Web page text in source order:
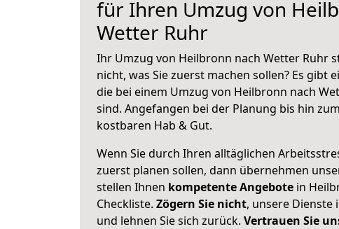
für Ihren Umzug von
Wetter Ruhr
Ihr Umzug von Heilbronn nach Wetter Ruhr
nicht, was Sie zuerst machen sollen? Es gibt
die bei einem Umzug von Heilbronn nach
sind. Angefangen bei der Planung bis hin
kostbaren Hab & Gut.
Wenn Sie durch Ihren alltäglichen
zuerst planen sollen, dann übernehmen
stellen Ihnen kompetente Angebote in
Checkliste. Zögern Sie nicht, unsere Dienste
und lehnen Sie sich zurück. Vertrauen Sie